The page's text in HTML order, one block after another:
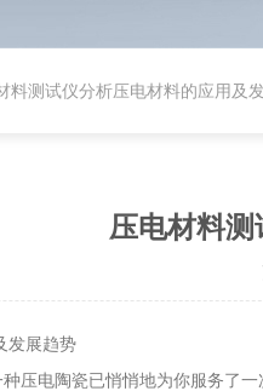
料测试仪分析压电材料的应用及
压电材料
发展趋势
电陶瓷已悄悄地为你服务了一